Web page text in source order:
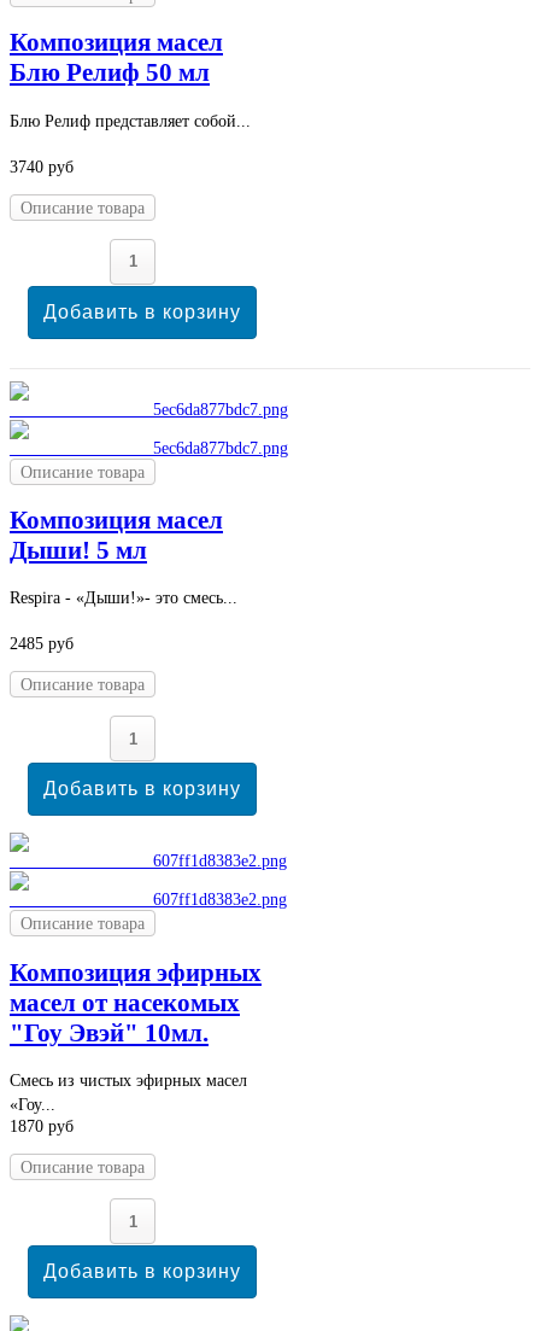
Композиция масел
Блю Релиф 50 мл
Блю Релиф представляет собой...
3740 руб
Описание товара
Описание товара
Композиция масел
Дыши! 5 мл
Respira - «Дыши!»- это смесь...
2485 руб
Описание товара
Описание товара
Композиция эфирных
масел от насекомых
"Гоу Эвэй" 10мл.
Смесь из чистых эфирных масел
«Гоу...
1870 руб
Описание товара